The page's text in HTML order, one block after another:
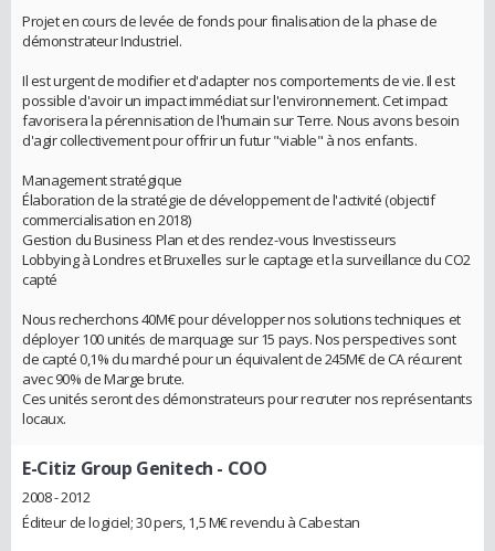
Projet en cours de levée de fonds pour finalisation de la phase de
démonstrateur Industriel.
Il est urgent de modifier et d'adapter nos comportements de vie. Il est
possible d'avoir un impact immédiat sur l'environnement. Cet impact
favorisera la pérennisation de l'humain sur Terre. Nous avons besoin
d'agir collectivement pour offrir un futur "viable" à nos enfants.
Management stratégique
Élaboration de la stratégie de développement de l'activité (objectif
commercialisation en 2018)
Gestion du Business Plan et des rendez-vous Investisseurs
Lobbying à Londres et Bruxelles sur le captage et la surveillance du CO2
capté
Nous recherchons 40M€ pour développer nos solutions techniques et
déployer 100 unités de marquage sur 15 pays. Nos perspectives sont
de capté 0,1% du marché pour un équivalent de 245M€ de CA récurent
avec 90% de Marge brute.
Ces unités seront des démonstrateurs pour recruter nos représentants
locaux.
E-Citiz Group Genitech - COO
2008 - 2012
Éditeur de logiciel; 30 pers, 1,5 M€ revendu à Cabestan